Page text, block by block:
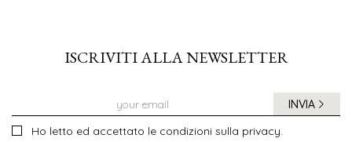
ISCRIVITI ALLA NEWSLETTER
Ho letto ed accettato le condizioni sulla privacy.
INVIA